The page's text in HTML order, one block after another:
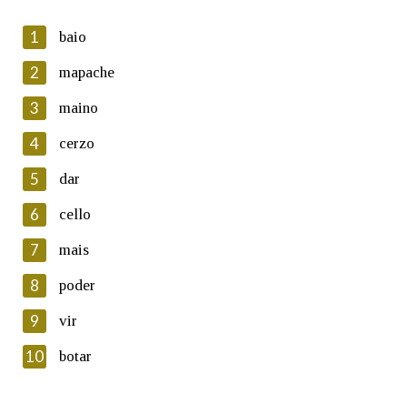
En cumprimento da normativa vixente en materia de
Protección de Datos de Carácter Persoal, a Real Academia
Galega informa a aqueles usuarios que faciliten o seu correo
electrónico, así como calquera outra información de carácter
persoal, que estes datos serán obxecto de tratamento
automatizado de carácter confidencial e incorporados aos seus
ficheiros informáticos. Así mesmo, os usuarios poderán exercer o
seu dereito de acceso, rectificación, oposición e cancelación dos
seus datos poñéndose en contacto connosco.
Lin e acepto as condicións da política de
Introduce o código que aparece na imaxe:
1 baio
2 mapache
3 maino
4 cerzo
5 dar
6 cello
7 mais
8 poder
9 vir
10 botar